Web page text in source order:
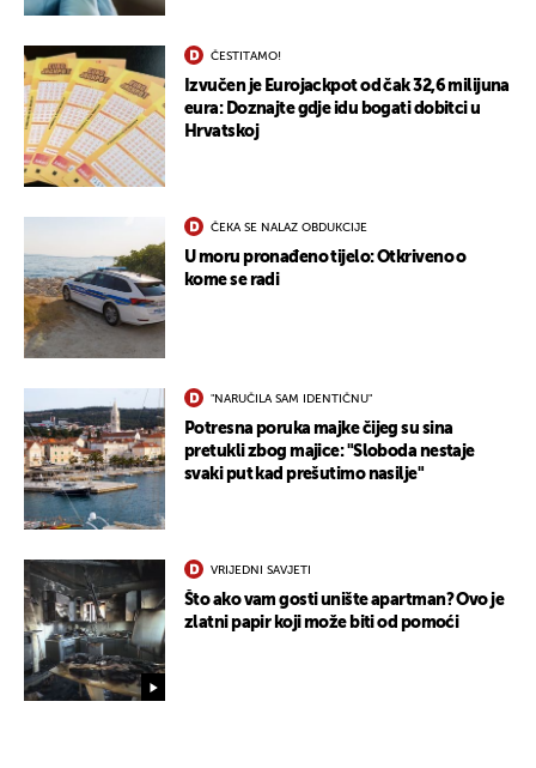
ČESTITAMO!
Izvučen je Eurojackpot od čak 32,6 milijuna
eura: Doznajte gdje idu bogati dobitci u
Hrvatskoj
ČEKA SE NALAZ OBDUKCIJE
U moru pronađeno tijelo: Otkriveno o
kome se radi
"NARUČILA SAM IDENTIČNU"
Potresna poruka majke čijeg su sina
pretukli zbog majice: "Sloboda nestaje
svaki put kad prešutimo nasilje"
VRIJEDNI SAVJETI
Što ako vam gosti unište apartman? Ovo je
zlatni papir koji može biti od pomoći